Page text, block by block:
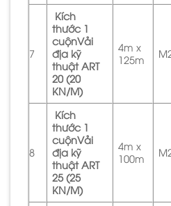
7
Kích
thước 1
cuộnVải
địa kỹ
thuật ART
20 (20
KN/M)
4m x
125m
8
Kích
thước 1
cuộnVải
địa kỹ
thuật ART
25 (25
KN/M)
4m x
100m